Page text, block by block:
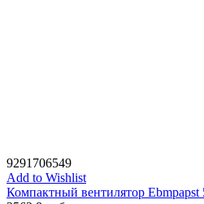
9291706549
Add to Wishlist
Компактный вентилятор Ebmpapst